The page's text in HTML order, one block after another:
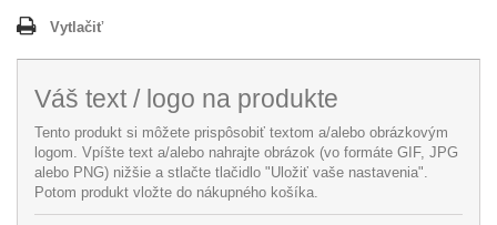
Vytlačiť
Váš text / logo na produkte
Tento produkt si môžete prispôsobiť textom a/alebo obrázkovým
logom. Vpíšte text a/alebo nahrajte obrázok (vo formáte GIF, JPG
alebo PNG) nižšie a stlačte tlačidlo "Uložiť vaše nastavenia".
Potom produkt vložte do nákupného košíka.